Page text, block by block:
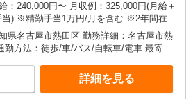
：240,000円〜 月収例：325,000円(月給＋
当) ※精勤手当1万円/月を含む ※2年間在籍
円給与UP！
県名古屋市熱田区 勤務詳細：名古屋市熱
勤方法：徒歩/車/バス/自転車/電車 最寄り
車場利用OK
詳細を見る